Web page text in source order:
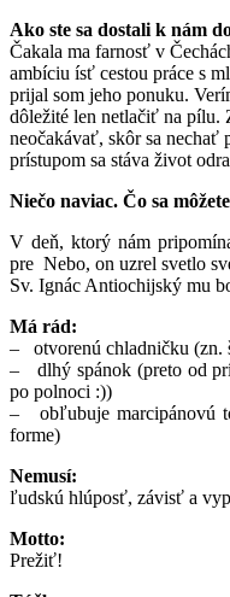
Ako ste sa dostali k nám
Čakala ma farnosť v
ambíciu ísť cestou práce s
prijal som jeho ponuku.
dôležité len netlačiť na pílu.
neočakávať, skôr sa nechať
prístupom sa stáva život
Niečo naviac. Čo sa
V deň, ktorý nám
pre Nebo, on uzrel svetlo
Sv. Ignác Antiochijský mu
Má rád:
– otvorenú chladničku (zn.
– dlhý spánok (preto od
po polnoci :))
– obľubuje marcipánovú
forme)
Nemusí:
ľudskú hlúposť, závisť a
Motto:
Prežiť!